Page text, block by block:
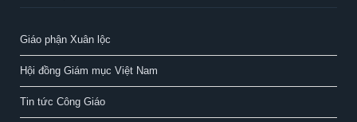
Giáo phận Xuân lộc
Hội đồng Giám mục Việt Nam
Tin tức Công Giáo